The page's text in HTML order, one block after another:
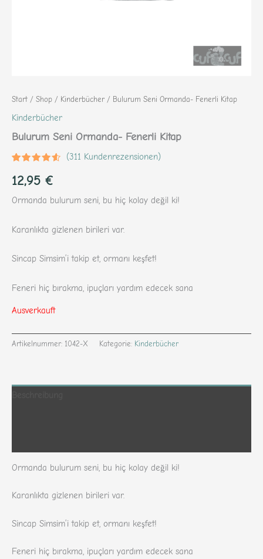
Start / Shop / Kinderbücher / Bulurum Seni Ormanda- Fenerli Kitap
Kinderbücher
Bulurum Seni Ormanda- Fenerli Kitap
mit4.32
von 5,
auf
(311 Kundenrezensionen)
12,95 €
Ormanda bulurum seni, bu hiç kolay değil ki!
Karanlıkta gizlenen birileri var.
Sincap Simsim’i takip et, ormanı keşfet!
Feneri hiç bırakma, ipuçları yardım edecek sana
Ausverkauft
Artikelnummer: 1042-X Kategorie: Kinderbücher
Ormanda bulurum seni, bu hiç kolay değil ki!
Karanlıkta gizlenen birileri var.
Sincap Simsim’i takip et, ormanı keşfet!
Feneri hiç bırakma, ipuçları yardım edecek sana